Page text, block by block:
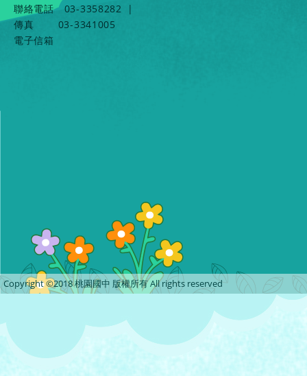
聯絡電話
03-3358282
|
傳真
03-3341005
電子信箱
Copyright ©2018 桃園國中 版權所有 All rights reserved